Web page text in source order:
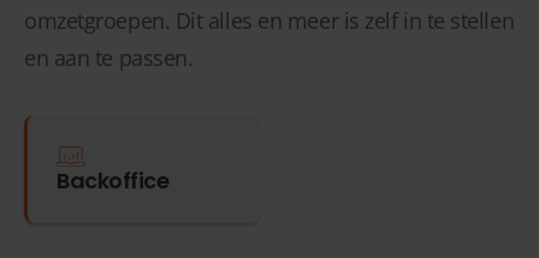
omzetgroepen. Dit alles en meer is zelf in te stellen
en aan te passen.
Backoffice